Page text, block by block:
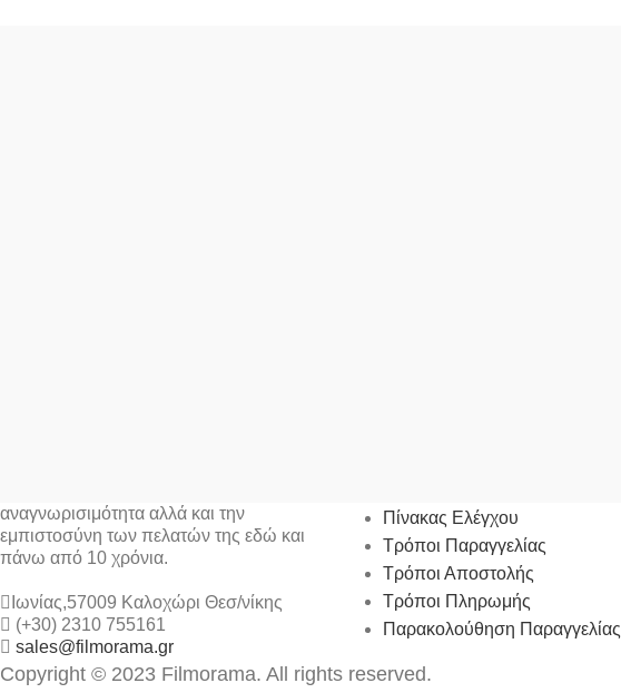
αναγνωρισιμότητα αλλά και την
εμπιστοσύνη των πελατών της εδώ και
πάνω από 10 χρόνια.
Ιωνίας,57009 Καλοχώρι Θεσ/νίκης
(+30) 2310 755161
sales@filmorama.gr
Πίνακας Ελέγχου
Τρόποι Παραγγελίας
Τρόποι Αποστολής
Τρόποι Πληρωμής
Παρακολούθηση Παραγγελίας
Copyright © 2023 Filmorama. All rights reserved.